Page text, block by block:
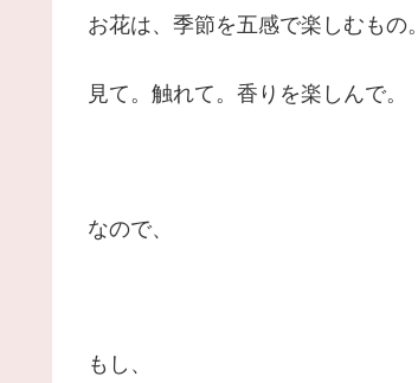
お花は、季節を五感で楽しむもの。
見て。触れて。香りを楽しんで。
なので、
もし、